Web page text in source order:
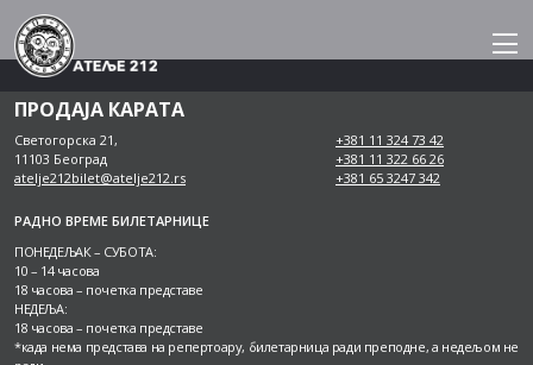
Skip
to
content
ПРОДАЈА КАРАТА
Светогорска 21,
11103 Београд
atelje212bilet@atelje212.rs
+381 11 324 73 42
+381 11 322 66 26
+381 65 3247 342
РАДНО ВРЕМЕ БИЛЕТАРНИЦЕ
ПОНЕДЕЉАК – СУБОТА:
10 – 14 часова
18 часова – почетка представе
НЕДЕЉА:
18 часова – почетка представе
*када нема представа на репертоару, билетарница ради преподне, а недељом не